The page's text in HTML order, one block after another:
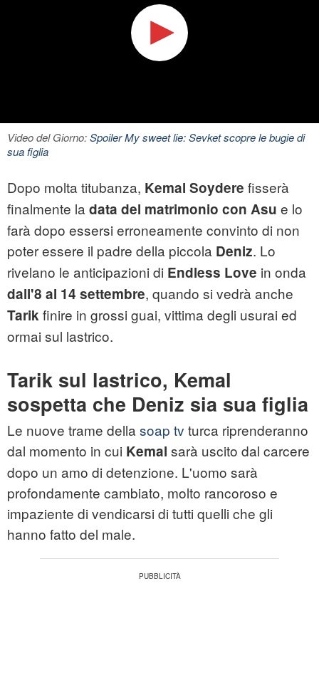
Video del Giorno:Spoiler My sweet lie: Sevket scopre le bugie di
sua figlia
Dopo molta titubanza, Kemal Soydere fisserà
finalmente la data del matrimonio con Asu e lo
farà dopo essersi erroneamente convinto di non
poter essere il padre della piccola Deniz. Lo
rivelano le anticipazioni di Endless Love in onda
dall'8 al 14 settembre, quando si vedrà anche
Tarikfinire in grossi guai, vittima degli usurai ed
ormai sul lastrico.
Tarik sul lastrico, Kemal
sospetta che Deniz sia sua figlia
Le nuove trame della soap tv turca riprenderanno
dal momento in cui Kemal sarà uscito dal carcere
dopo un amo di detenzione. L'uomo sarà
profondamente cambiato, molto rancoroso e
impaziente di vendicarsi di tutti quelli che gli
hanno fatto del male.